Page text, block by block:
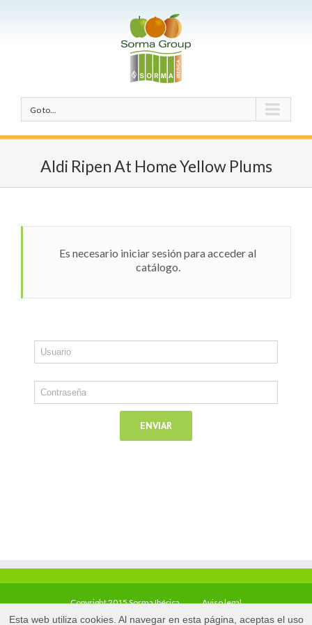
Go to...
Aldi Ripen At Home Yellow Plums
Es necesario iniciar sesión para acceder al
catálogo.
Copyright 2015 Sorma Ibérica Aviso legal
Esta web utiliza cookies. Al navegar en esta página, aceptas el uso